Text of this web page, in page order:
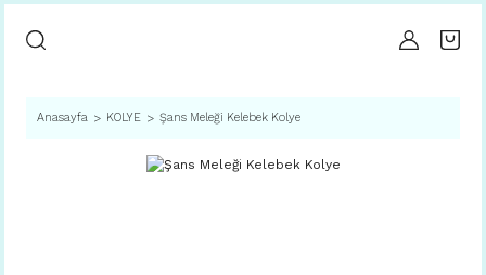
Anasayfa KOLYE Şans Meleği Kelebek Kolye